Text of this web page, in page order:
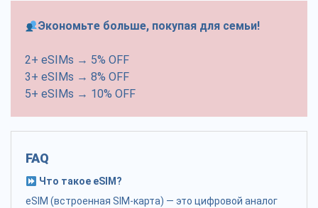
Экономьте больше, покупая для семьи!
2+ eSIMs → 5% OFF
3+ eSIMs → 8% OFF
5+ eSIMs → 10% OFF
FAQ
Что такое eSIM?
eSIM (встроенная SIM-карта) — это цифровой аналог